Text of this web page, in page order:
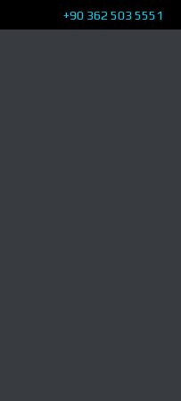
+90 362 503 5551